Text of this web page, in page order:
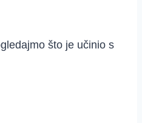
što je učinio s